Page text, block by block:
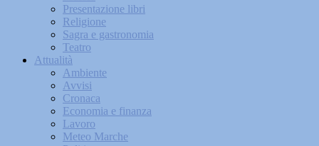
Presentazione libri
Religione
Sagra e gastronomia
Teatro
Attualità
Ambiente
Avvisi
Cronaca
Economia e finanza
Lavoro
Meteo Marche